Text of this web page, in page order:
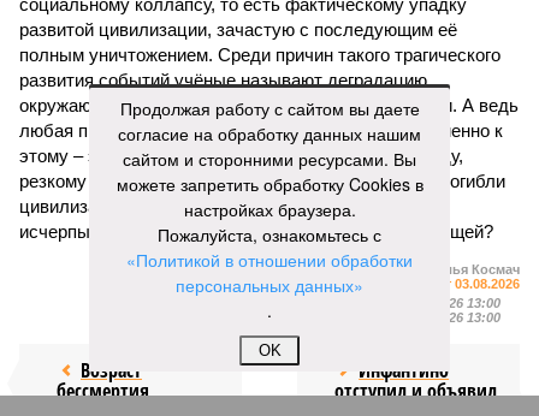
социальному коллапсу, то есть фактическому упадку
развитой цивилизации, зачастую с последующим её
полным уничтожением. Среди причин такого трагического
развития событий учёные называют деградацию
окружающей среды, истощение ресурсов и болезни. А ведь
любая природная катастрофа непременно ведёт именно к
этому – экономическому кризису, эпидемиям, голоду,
резкому сокращению численности населения. Так погибли
цивилизации шумеров, майя, кхмеров – список не
исчерпывающий. Какая цивилизация будет следующей?
Илья Космач
Газета«Наша версия» №29 от 03.08.2026
05.08.2026 13:00
Отредактировано:
05.08.2026 13:00
Возраст
бессмертия
Инфантино
отступил и объявил
Продолжая работу с сайтом вы даете
согласие на обработку данных нашим
сайтом и сторонними ресурсами. Вы
можете запретить обработку Cookies в
настройках браузера.
Пожалуйста, ознакомьтесь с
«Политикой в отношении обработки
персональных данных»
.
OK